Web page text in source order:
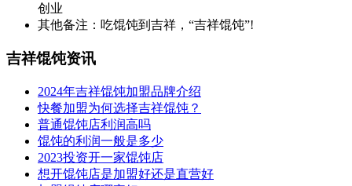
创业
其他备注：吃馄饨到吉祥，“吉祥馄饨”!
吉祥馄饨资讯
2024年吉祥馄饨加盟品牌介绍
快餐加盟为何选择吉祥馄饨？
普通馄饨店利润高吗
馄饨的利润一般是多少
2023投资开一家馄饨店
想开馄饨店是加盟好还是直营好